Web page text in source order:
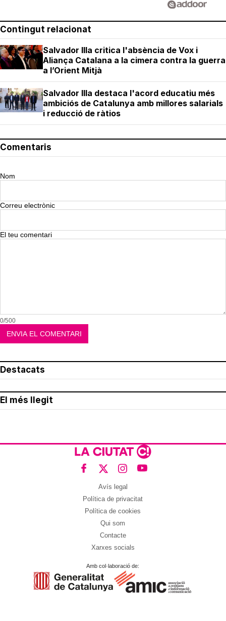
Contingut relacionat
Salvador Illa critica l'absència de Vox i
Aliança Catalana a la cimera contra la guerra
a l’Orient Mitjà
Salvador Illa destaca l'acord educatiu més
ambiciós de Catalunya amb millores salarials
i reducció de ràtios
Comentaris
Nom
Correu electrònic
El teu comentari
0/500
Destacats
El més llegit
Avís legal
Política de privacitat
Política de cookies
Qui som
Contacte
Xarxes socials
Amb col·laboració de: